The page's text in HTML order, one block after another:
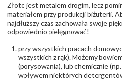
Producent
odpowiedzialny:
PZ Stelmach Sp.
Opole; NIP
Bezpieczeństwo
ostrzeżenia:
Nie nadaje się dla
Złoto jest metalem drogim, lecz
materiałem przy produkcji biżuterii.
najdłuższy czas zachowała swoje
odpowiednio pielęgnować!
przy wszystkich pracach
wszystkich z rąk). Możemy
(porysowania), lub chemicznie
wpływem niektórych